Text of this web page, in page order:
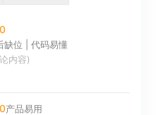
缺位 | 代码易懂
内容)
产品易用